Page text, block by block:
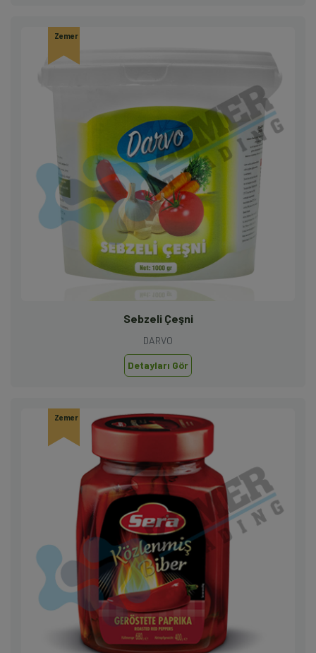
Zemer
Sebzeli Çeşni
DARVO
Detayları Gör
Zemer